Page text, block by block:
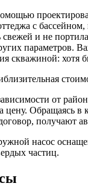
с
свежей и не
параметров.
скважиной: хотя
от
цену. Обращаясь в
получают